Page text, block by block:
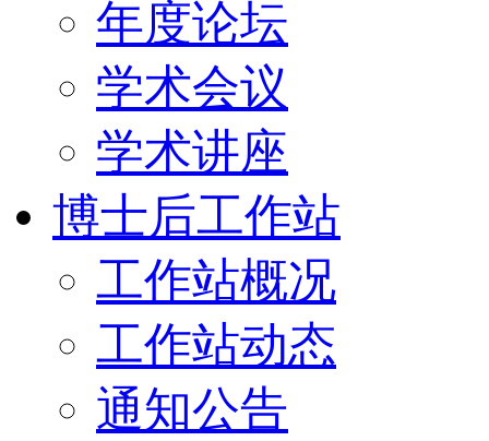
年度论坛
学术会议
学术讲座
博士后工作站
工作站概况
工作站动态
通知公告